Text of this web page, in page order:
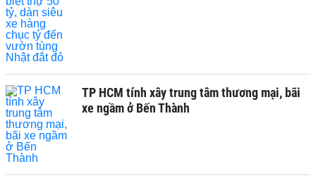
TP HCM tính xây trung tâm thương mại, bãi
xe ngầm ở Bến Thành